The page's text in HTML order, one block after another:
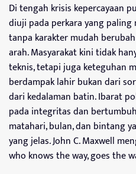
Di tengah krisis kepercayaan
diuji pada perkara yang paling
tanpa karakter mudah
arah. Masyarakat kini tidak
teknis, tetapi juga keteguhan
berdampak lahir bukan dari
dari kedalaman batin. Ibarat
pada integritas dan
matahari, bulan, dan bintang
yang jelas. John C. Maxwell
who knows the way, goes the